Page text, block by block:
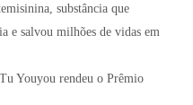
substância que
e salvou milhões de vidas em
Youyou rendeu o Prêmio